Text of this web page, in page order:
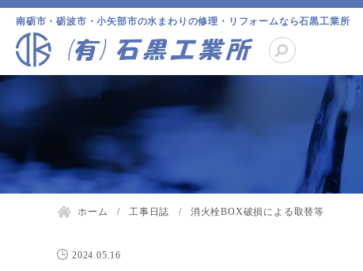
南砺市・砺波市・小矢部市の水まわりの修理・リフォームなら石黒工業所
ホーム 工事日誌 消火栓BOX破損による取替等
2024.05.16